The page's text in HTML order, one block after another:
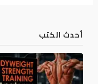
أحدث الكتب